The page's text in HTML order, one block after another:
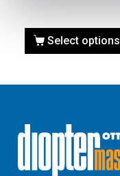
Select options